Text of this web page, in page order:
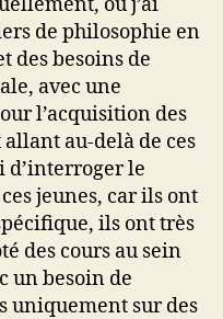
de philosophie en
des besoins de
avec une
l’acquisition des
allant au-delà de ces
d’interroger le
jeunes, car ils ont
ils ont très
des cours au sein
un besoin de
uniquement sur des